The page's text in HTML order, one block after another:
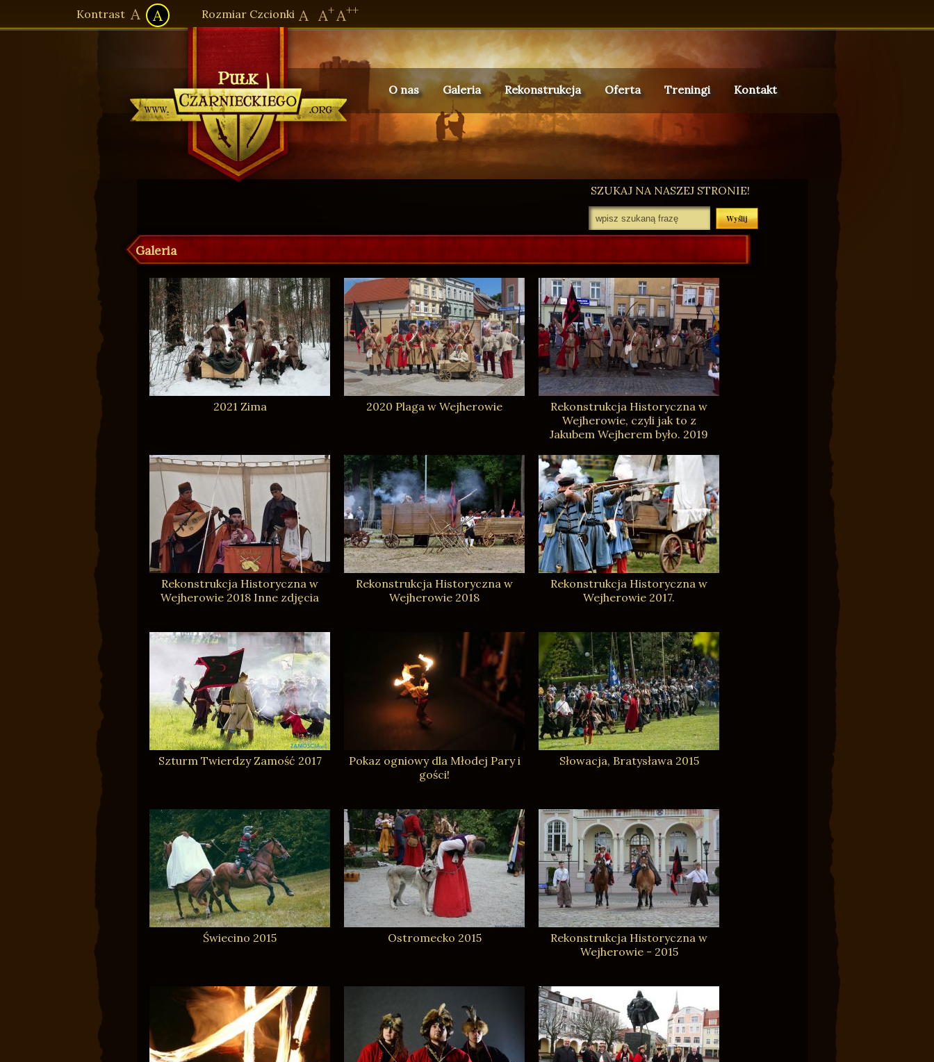
Kontrast A A Rozmiar Czcionki A A+A++
O nas Galeria Rekonstrukcja Oferta Treningi Kontakt
SZUKAJ NA NASZEJ STRONIE!
Galeria
2021 Zima 2020 Plaga w Wejherowie
Rekonstrukcja Historyczna w
Wejherowie, czyli jak to z
Jakubem Wejherem było. 2019
Rekonstrukcja Historyczna w
Wejherowie 2018 Inne zdjęcia
Rekonstrukcja Historyczna w
Wejherowie 2018
Rekonstrukcja Historyczna w
Wejherowie 2017.
Szturm Twierdzy Zamość 2017
Pokaz ogniowy dla Młodej Pary i
gości!
Słowacja, Bratysława 2015
Świecino 2015 Ostromecko 2015
Rekonstrukcja Historyczna w
Wejherowie - 2015